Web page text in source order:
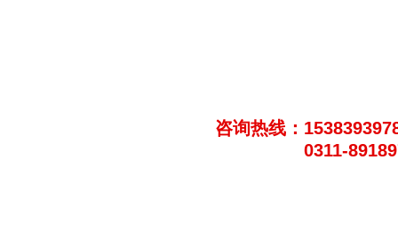
咨询热线：
0311-